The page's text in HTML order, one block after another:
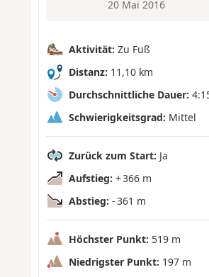
20 Mai 2016
Aktivität: Zu Fuß
Distanz: 11,10 km
Durchschnittliche Dauer:
Schwierigkeitsgrad: Mittel
Zurück zum Start: Ja
Aufstieg: + 366 m
Abstieg: - 361 m
Höchster Punkt: 519 m
Niedrigster Punkt: 197 m